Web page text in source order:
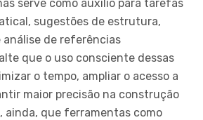
serve como auxílio para tarefas
sugestões de estrutura,
análise de referências
que o uso consciente dessas
o tempo, ampliar o acesso a
maior precisão na construção
ainda, que ferramentas como